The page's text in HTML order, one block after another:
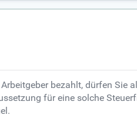
bezahlt, dürfen Sie
für eine solche